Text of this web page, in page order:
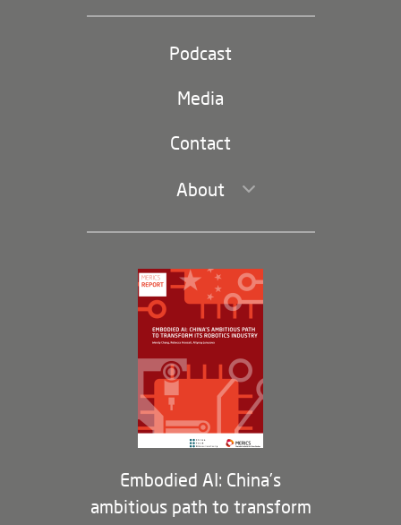
Party and state
Podcast
Media
Contact
About
Leadership and Staff
Governance
Opportunities
Partners
Membership Program
Embodied AI: China’s
ambitious path to transform